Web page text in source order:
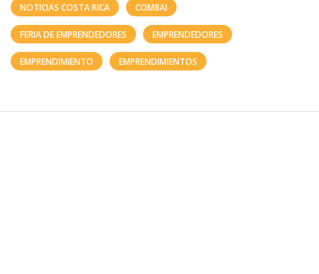
NOTICIAS COSTA RICA COMBAI
FERIA DE EMPRENDEDORES EMPRENDEDORES
EMPRENDIMIENTO EMPRENDIMIENTOS